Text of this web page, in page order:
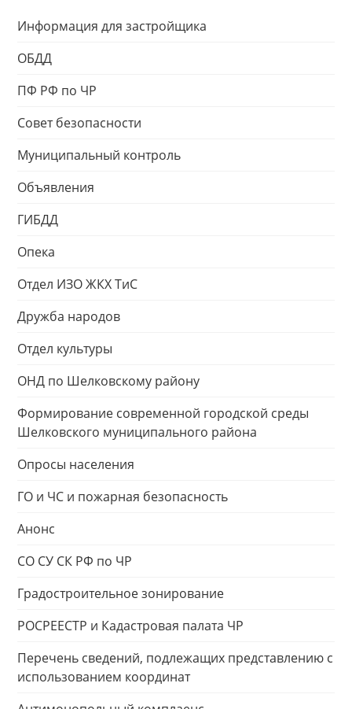
Информация для застройщика
ОБДД
ПФ РФ по ЧР
Совет безопасности
Муниципальный контроль
Объявления
ГИБДД
Опека
Отдел ИЗО ЖКХ ТиС
Дружба народов
Отдел культуры
ОНД по Шелковскому району
Формирование современной городской среды
Шелковского муниципального района
Опросы населения
ГО и ЧС и пожарная безопасность
Анонс
СО СУ СК РФ по ЧР
Градостроительное зонирование
РОСРЕЕСТР и Кадастровая палата ЧР
Перечень сведений, подлежащих представлению с
использованием координат